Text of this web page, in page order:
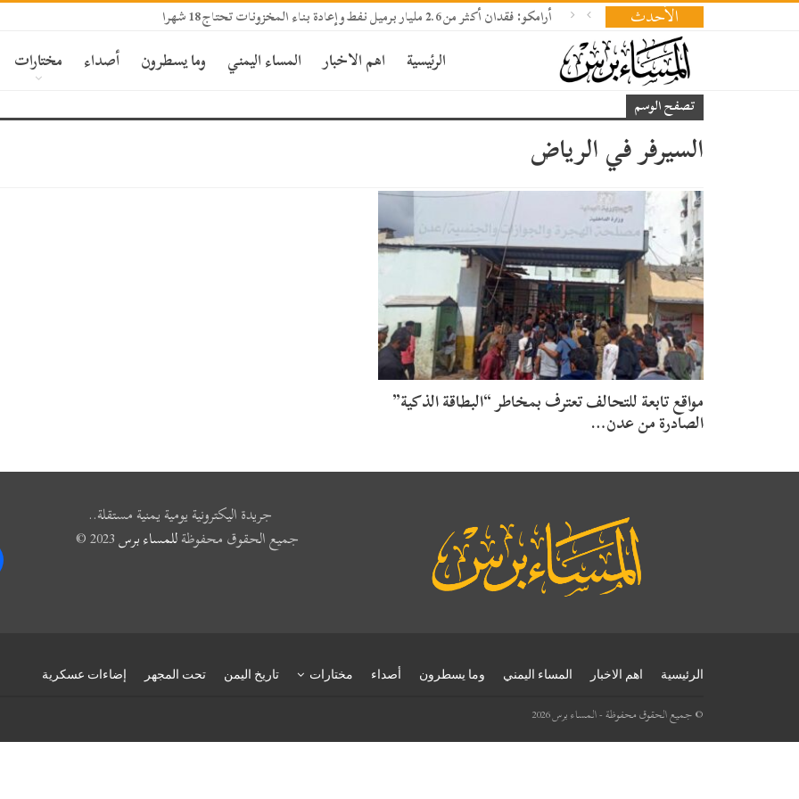
الأحدث أرامكو: فقدان أكثر من 2.6 مليار برميل نفط وإعادة بناء المخزونات تحتاج 18 شهرا
الرئيسية اهم الاخبار المساء اليمني وما يسطرون أصداء مختارات
تصفح الوسم
السيرفر في الرياض
مواقع تابعة للتحالف تعترف بمخاطر “البطاقة الذكية”
الصادرة من عدن…
جريدة اليكترونية يومية يمنية مستقلة..
جميع الحقوق محفوظةللمساء برس
الرئيسية اهم الاخبار المساء اليمني وما يسطرون أصداء مختارات تاريخ اليمن تحت المجهر إضاءات عسكرية
© جميع الحقوق محفوظة - المساء برس 2026